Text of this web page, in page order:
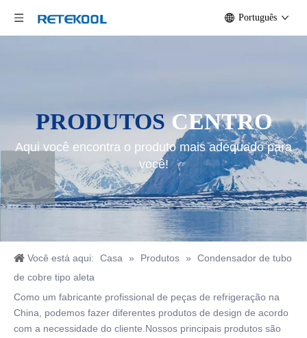
Português
PRODUTOS CENTRO
Aqui você encontra o produto mais adequado para
você!
Você está aqui: Casa » Produtos »
Condensador de tubo
de cobre tipo aleta
Como um fabricante profissional de peças de refrigeração na
China, podemos fazer diferentes produtos de design de acordo
com a necessidade do cliente.Nossos principais produtos são